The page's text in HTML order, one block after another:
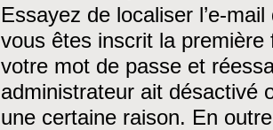
Essayez de localiser l’e-
vous êtes inscrit la première
votre mot de passe et
administrateur ait désactivé
une certaine raison. En